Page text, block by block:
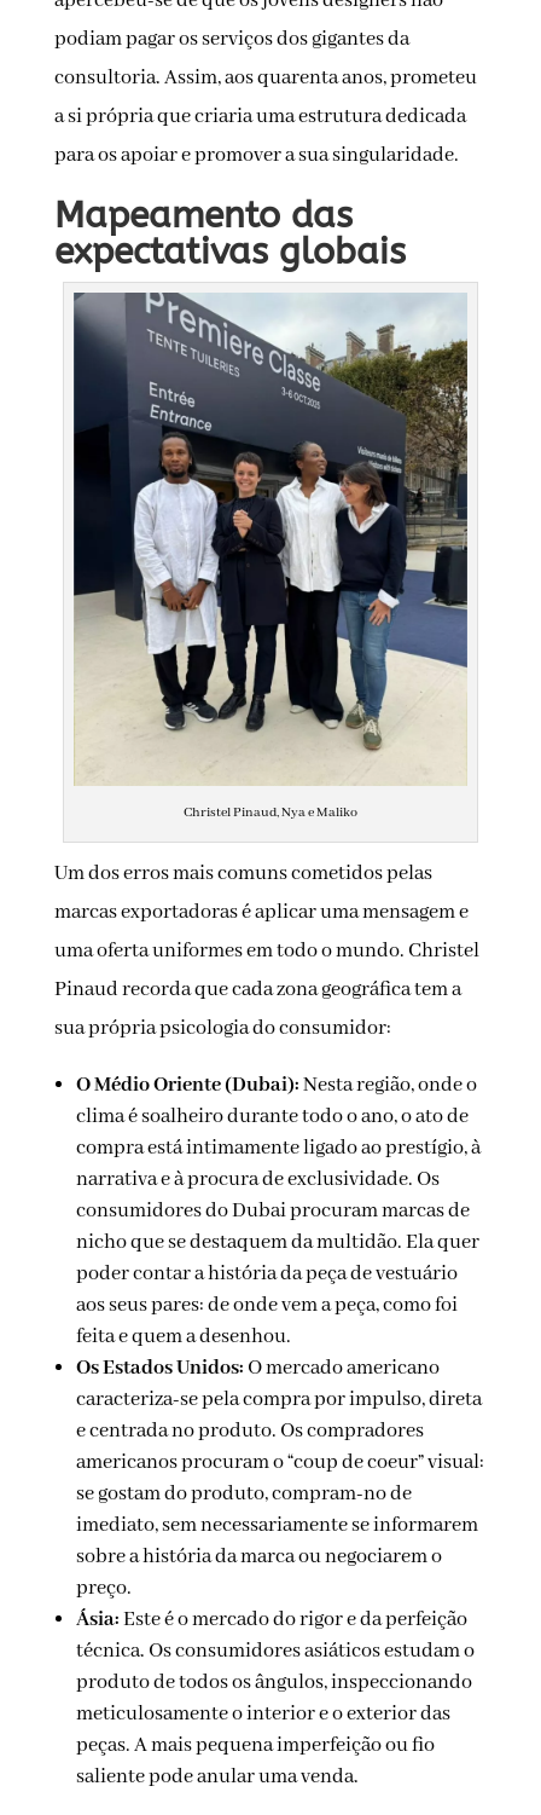
podiam pagar os serviços dos gigantes da
consultoria. Assim, aos quarenta anos, prometeu
a si própria que criaria uma estrutura dedicada
para os apoiar e promover a sua singularidade.
Mapeamento das
expectativas globais
Christel Pinaud, Nya e Maliko
Um dos erros mais comuns cometidos pelas
marcas exportadoras é aplicar uma mensagem e
uma oferta uniformes em todo o mundo. Christel
Pinaud recorda que cada zona geográfica tem a
sua própria psicologia do consumidor:
O Médio Oriente (Dubai):Nesta região, onde o
clima é soalheiro durante todo o ano, o ato de
compra está intimamente ligado ao prestígio, à
narrativa e à procura de exclusividade. Os
consumidores do Dubai procuram marcas de
nicho que se destaquem da multidão. Ela quer
poder contar a história da peça de vestuário
aos seus pares: de onde vem a peça, como foi
feita e quem a desenhou.
Os Estados Unidos: O mercado americano
caracteriza-se pela compra por impulso, direta
e centrada no produto. Os compradores
americanos procuram o “coup de coeur” visual:
se gostam do produto, compram-no de
imediato, sem necessariamente se informarem
sobre a história da marca ou negociarem o
preço.
Ásia:Este é o mercado do rigor e da perfeição
técnica. Os consumidores asiáticos estudam o
produto de todos os ângulos, inspeccionando
meticulosamente o interior e o exterior das
peças. A mais pequena imperfeição ou fio
saliente pode anular uma venda.